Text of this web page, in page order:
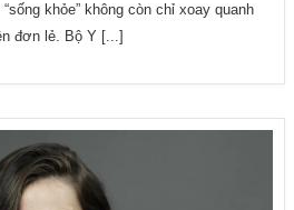
khỏe” không còn chỉ xoay quanh
đơn lẻ. Bộ Y [...]